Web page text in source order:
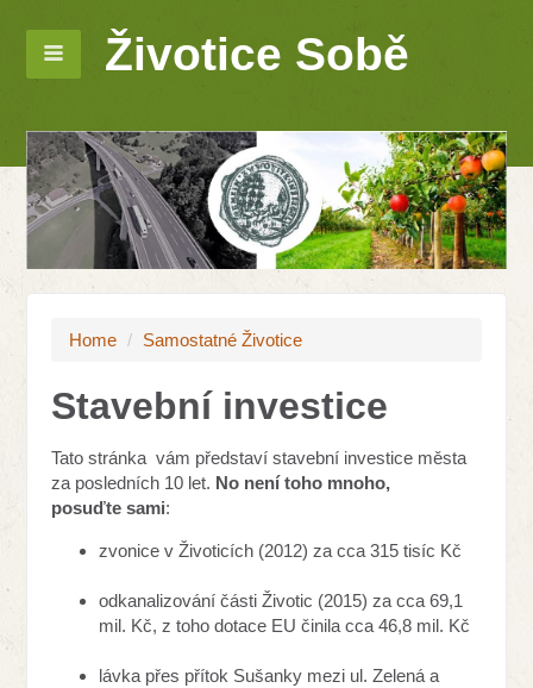
Životice Sobě
Home / Samostatné Životice
Stavební investice
Tato stránka vám představí stavební investice města
za posledních 10 let. No není toho mnoho,
posuďtesami:
zvonice v Životicích (2012) za cca 315 tisíc Kč
odkanalizování části Životic (2015) za cca 69,1
mil. Kč, z toho dotace EU činila cca 46,8 mil. Kč
lávka přes přítok Sušanky mezi ul. Zelená a